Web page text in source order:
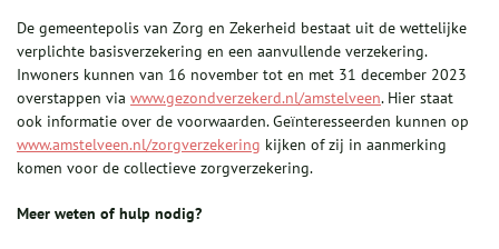
De gemeentepolis van Zorg en Zekerheid bestaat uit de wettelijke
verplichte basisverzekering en een aanvullende verzekering.
Inwoners kunnen van 16 november tot en met 31 december 2023
overstappen via www.gezondverzekerd.nl/amstelveen. Hier staat
ook informatie over de voorwaarden. Geïnteresseerden kunnen op
www.amstelveen.nl/zorgverzekering kijken of zij in aanmerking
komen voor de collectieve zorgverzekering.
Meer weten of hulp nodig?